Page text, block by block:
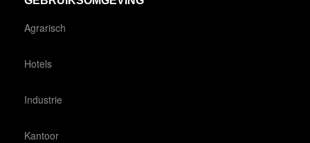
Agrarisch
Hotels
Industrie
Kantoor